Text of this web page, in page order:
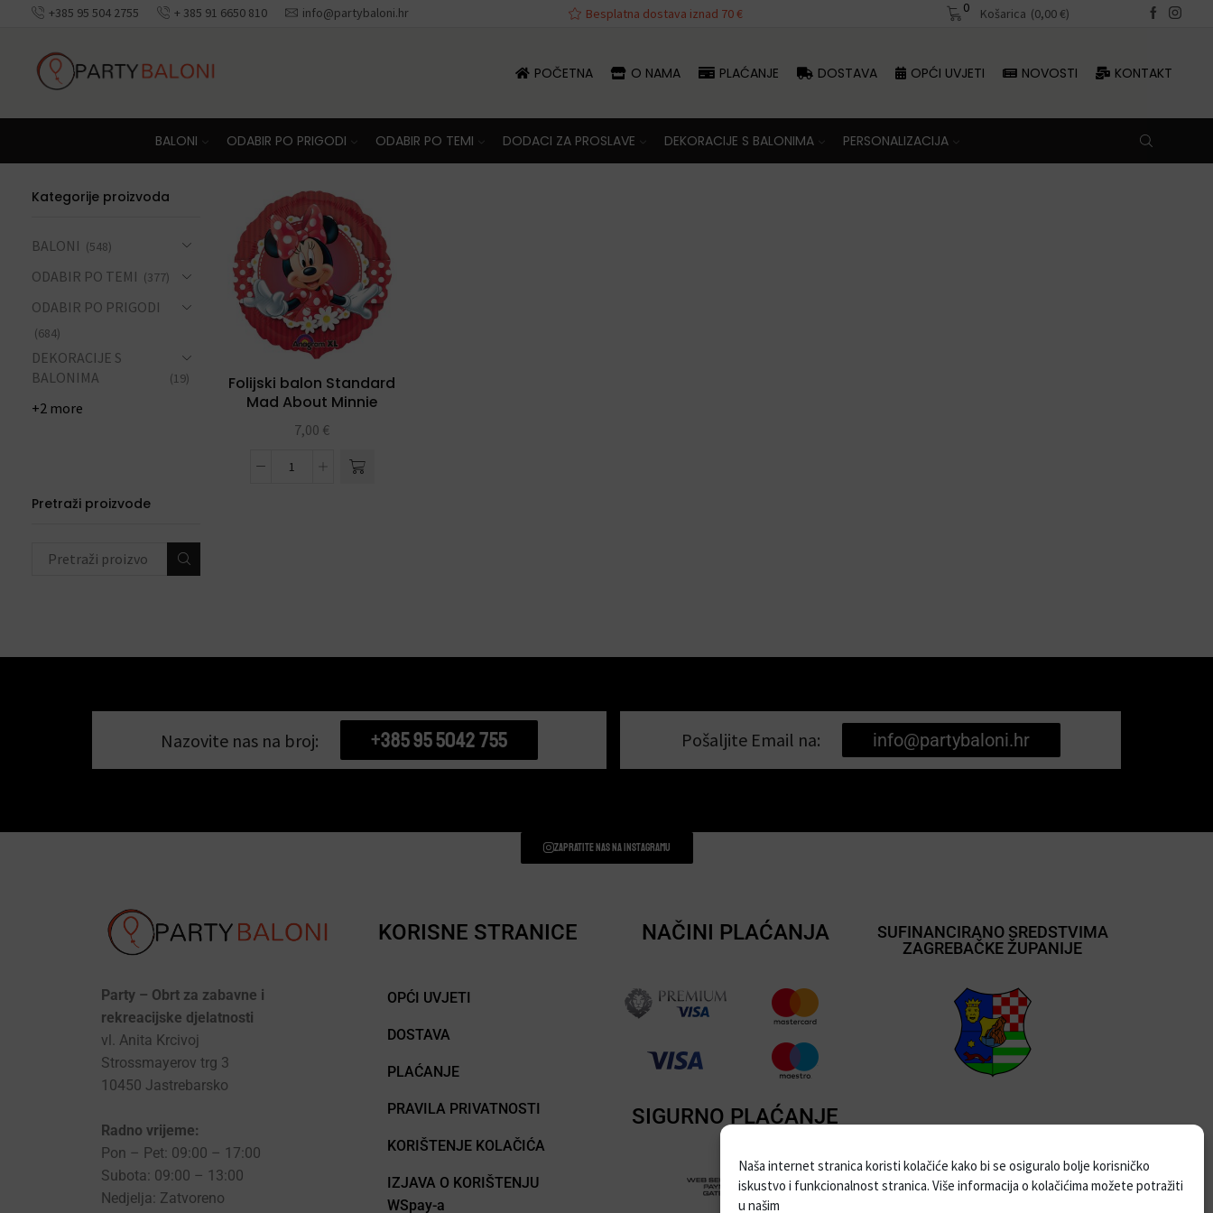
Naša internet stranica koristi kolačiće kako bi se osiguralo bolje korisničko
iskustvo i funkcionalnost stranica. Više informacija o kolačićima možete potražiti
u našim
+385 95 504 2755 + 385 91 6650 810 info@partybaloni.hr
Besplatna dostava iznad 70 € Besplatna dostava iznad 70 € Besplatna dostava iznad 70 €
0 Košarica (0,00€)
POČETNA O NAMA PLAĆANJE DOSTAVA OPĆI UVJETI NOVOSTI KONTAKT
BALONI ODABIR PO PRIGODI ODABIR PO TEMI DODACI ZA PROSLAVE DEKORACIJE S BALONIMA PERSONALIZACIJA
Folijski balon Standard
Mad About Minnie
7,00 €
Kategorije proizvoda
BALONI (548)
ODABIR PO TEMI (377)
ODABIR PO PRIGODI
(684)
DEKORACIJE S
BALONIMA
(19)
+2 more
Pretraži proizvode
Nazovite nas na broj: +385 95 5042 755 Pošaljite Email na: info@partybaloni.hr
Zapratite nas na instagramu
Party – Obrt za zabavne i
rekreacijske djelatnosti
vl. Anita Krcivoj
Strossmayerov trg 3
10450 Jastrebarsko
Radno vrijeme:
Pon – Pet: 09:00 – 17:00
Subota: 09:00 – 13:00
Nedjelja: Zatvoreno
KORISNE STRANICE
OPĆI UVJETI
DOSTAVA
PLAĆANJE
PRAVILA PRIVATNOSTI
KORIŠTENJE KOLAČIĆA
IZJAVA O KORIŠTENJU
WSpay-a
NAČINI PLAĆANJA
SIGURNO PLAĆANJE
SUFINANCIRANO SREDSTVIMA
ZAGREBAČKE ŽUPANIJE